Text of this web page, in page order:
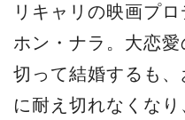
リキャリの映画プ
ホン・ナラ。大恋
切って結婚するも
に耐え切れなくな